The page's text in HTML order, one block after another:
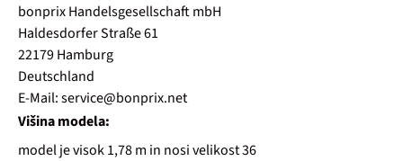
bonprix Handelsgesellschaft mbH
Haldesdorfer Straße 61
22179 Hamburg
Deutschland
E-Mail: service@bonprix.net
Višina modela:
model je visok 1,78 m in nosi velikost 36